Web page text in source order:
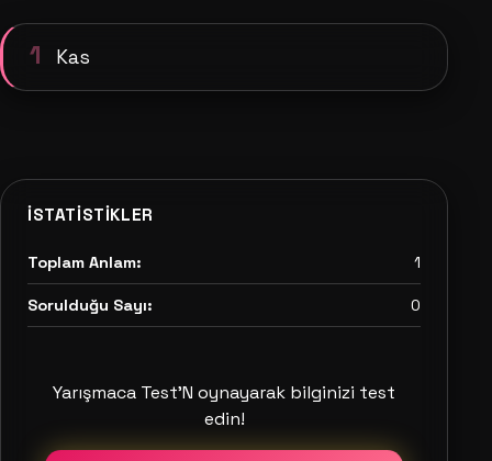
1 Kas
İSTATISTIKLER
Toplam Anlam: 1
Sorulduğu Sayı: 0
Yarışmaca Test'N oynayarak bilginizi test
edin!